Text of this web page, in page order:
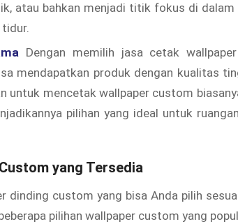
atau bahkan menjadi titik fokus di dalam
Dengan memilih jasa cetak
mendapatkan produk dengan kualitas
untuk mencetak wallpaper custom
pilihan yang ideal untuk
yang Tersedia
dinding custom yang bisa Anda pilih
pilihan wallpaper custom yang